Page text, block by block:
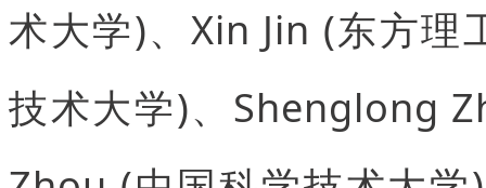
术大学)、Xin Jin (东方
技术大学)、Shenglong